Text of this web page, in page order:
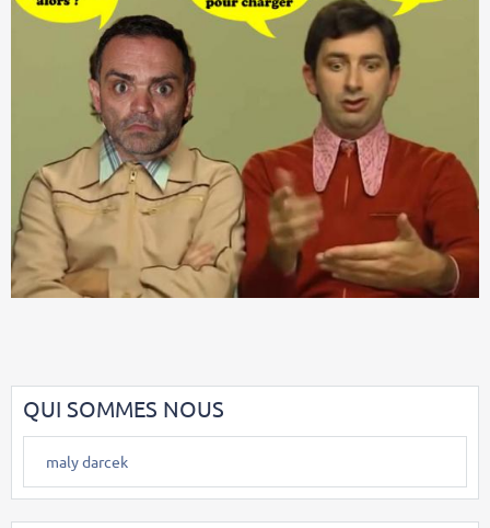
QUI SOMMES NOUS
maly darcek